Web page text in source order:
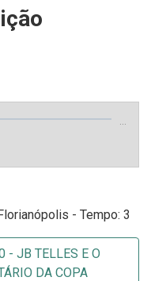
…
- Tempo: 3
- JB TELLES E O
DA COPA